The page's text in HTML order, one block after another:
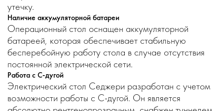
утечку.
Наличие аккумуляторной батареи
Операционный стол оснащен аккумуляторной
батареей, которая обеспечивает стабильную
бесперебойную работу стола в случае отсутствия
постоянной электрической сети.
Работа с С-дугой
Электрический стол Седжери разработан с учетом
возможности работы с С-дугой. Он является